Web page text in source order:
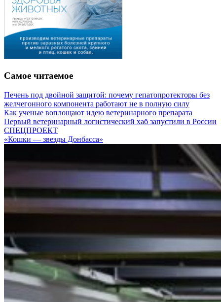
Самое читаемое
Печень под двойной защитой: почему гепатопротекторы без
желчегонного компонента работают не в полную силу
Как ученые воплощают идею ветеринарного препарата
Первый ветеринарный логистический хаб запустили в России
СПЕЦПРОЕКТ
«Кошки — звезды Донбасса»